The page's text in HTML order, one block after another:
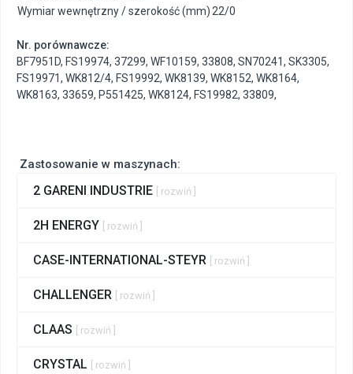
Zastosowanie w maszynach:
2 GARENI INDUSTRIE [ rozwiń ]
2H ENERGY [ rozwiń ]
CASE-INTERNATIONAL-STEYR [ rozwiń ]
CHALLENGER [ rozwiń ]
CLAAS [ rozwiń ]
CRYSTAL [ rozwiń ]
Wymiar wewnętrzny / szerokość (mm) 22/0
Nr. porównawcze:
BF7951D, FS19974, 37299, WF10159, 33808, SN70241, SK3305,
FS19971, WK812/4, FS19992, WK8139, WK8152, WK8164,
WK8163, 33659, P551425, WK8124, FS19982, 33809,